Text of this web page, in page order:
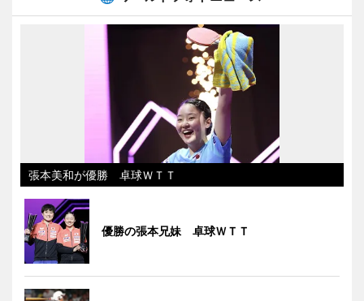
張本美和が優勝 卓球ＷＴＴ
優勝の張本兄妹 卓球ＷＴＴ